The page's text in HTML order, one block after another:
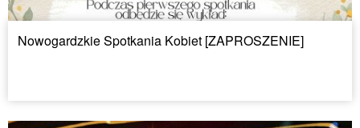
Nowogardzkie Spotkania Kobiet [ZAPROSZENIE]